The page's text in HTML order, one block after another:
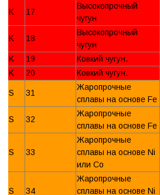
K 17
Высокопрочный
чугун
K 18
Высокопрочный
чугун
K 19 Ковкий чугун.
K
20 Ковкий чугун.
S 31
Жаропрочные
сплавы на основе Fe
S 32
Жаропрочные
сплавы на основе Fe
S 33
Жаропрочные
сплавы на основе Ni
или Со
S 34
Жаропрочные
сплавы на основе Ni